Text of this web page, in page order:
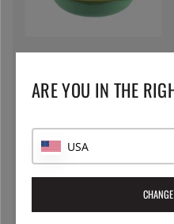
Miska Hygge 14 cm, Sage -
Bonna
ARE YOU IN THE
USA